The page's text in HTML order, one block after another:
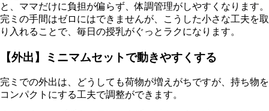
と、ママだけに負担が偏らず、体調管理がしやすくなります。
完ミの手間はゼロにはできませんが、こうした小さな工夫を取
り入れることで、毎日の授乳がぐっとラクになります。
【外出】ミニマムセットで動きやすくする
完ミでの外出は、どうしても荷物が増えがちですが、持ち物を
コンパクトにする工夫で調整ができます。